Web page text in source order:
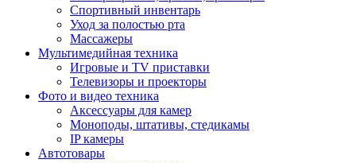
Спортивный инвентарь
Уход за полостью рта
Массажеры
Мультимедийная техника
Игровые и TV приставки
Телевизоры и проекторы
Фото и видео техника
Аксессуары для камер
Моноподы, штативы, стедикамы
IP камеры
Автотовары